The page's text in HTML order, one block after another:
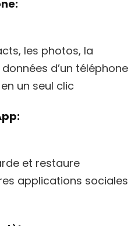
les photos, la
d’un téléphone
un seul clic
et restaure
applications sociales